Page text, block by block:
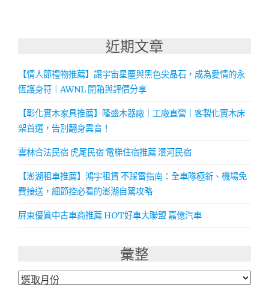
近期文章
【情人節禮物推薦】讓宇宙星塵與黑色尖晶石，成為愛情的永
恆護身符｜AWNL 開箱與評價分享
【彰化實木家具推薦】隆盛木器廠｜工廠直營｜客製化實木床
架首選，告別翻身異音！
雲林合法民宿 虎尾民宿 電梯住宿推薦 澐河民宿
【澎湖租車推薦】鴻宇租賃 不踩雷指南：全車隊極新、機場免
費接送，細節控必看的澎湖自駕攻略
屏東優質中古車商推薦 HOT好車大聯盟 嘉億汽車
彙整
彙